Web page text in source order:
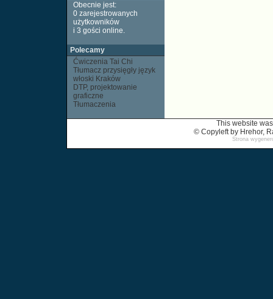
Obecnie jest:
0 zarejestrowanych
użytkowników
i 3 gości online.
Polecamy
Ćwiczenia Tai Chi
Tłumacz przysięgły język
włoski Kraków
DTP, projektowanie
graficzne
Tłumaczenia
This website
© Copyleft by Hrehor,
Strona